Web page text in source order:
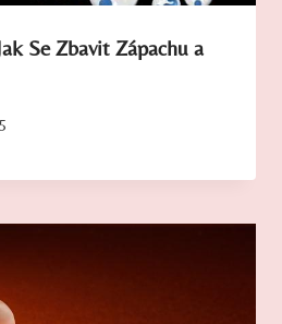
Se Zbavit Zápachu a